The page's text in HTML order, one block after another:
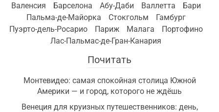
Валенсия
Барселона Абу-Даби Валлетта
Бари
Пальма-де-Майорка
Стокгольм
Гамбург
Пуэрто-дель-Росарио
Париж Малага
Портофино
Лас-Пальмас-де-Гран-Канария
Почитать
Монтевидео: самая спокойная столица Южной
Америки — и город, которого не ждёшь
Венеция для круизных путешественников: день,